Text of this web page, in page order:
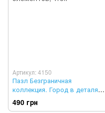
Артикул: 4150
Пазл Безграничная
коллекция. Город в деталях:
"Нью-Йорк", 1000 элементов,
Trefl
490 грн